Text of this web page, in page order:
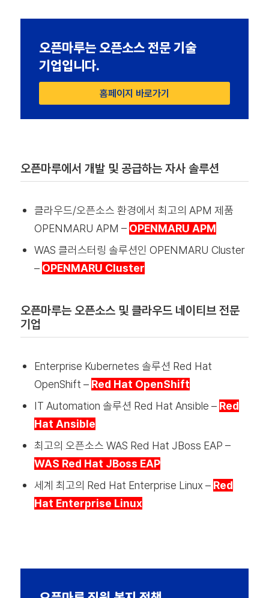
오픈마루는 오픈소스 전문 기술
기업입니다.
홈페이지 바로가기
오픈마루에서 개발 및 공급하는 자사 솔루션
클라우드/오픈소스 환경에서 최고의 APM 제품
OPENMARU APM – OPENMARU APM
WAS 클러스터링 솔루션인 OPENMARU Cluster
– OPENMARU Cluster
오픈마루는 오픈소스 및 클라우드 네이티브 전문
기업
Enterprise Kubernetes 솔루션 Red Hat
OpenShift – Red Hat OpenShift
IT Automation 솔루션 Red Hat Ansible – Red
Hat Ansible
최고의 오픈소스 WAS Red Hat JBoss EAP –
WAS Red Hat JBoss EAP
세계 최고의 Red Hat Enterprise Linux – Red
Hat Enterprise Linux